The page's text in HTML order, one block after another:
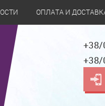
ОПЛАТА И